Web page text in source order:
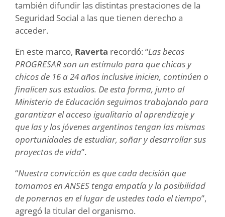
también difundir las distintas prestaciones de la
Seguridad Social a las que tienen derecho a
acceder.
En este marco, Raverta recordó: “Las becas
PROGRESAR son un estímulo para que chicas y
chicos de 16 a 24 años inclusive inicien, continúen o
finalicen sus estudios. De esta forma, junto al
Ministerio de Educación seguimos trabajando para
garantizar el acceso igualitario al aprendizaje y
que las y los jóvenes argentinos tengan las mismas
oportunidades de estudiar, soñar y desarrollar sus
proyectos de vida”.
“Nuestra convicción es que cada decisión que
tomamos en ANSES tenga empatía y la posibilidad
de ponernos en el lugar de ustedes todo el tiempo”,
agregó la titular del organismo.